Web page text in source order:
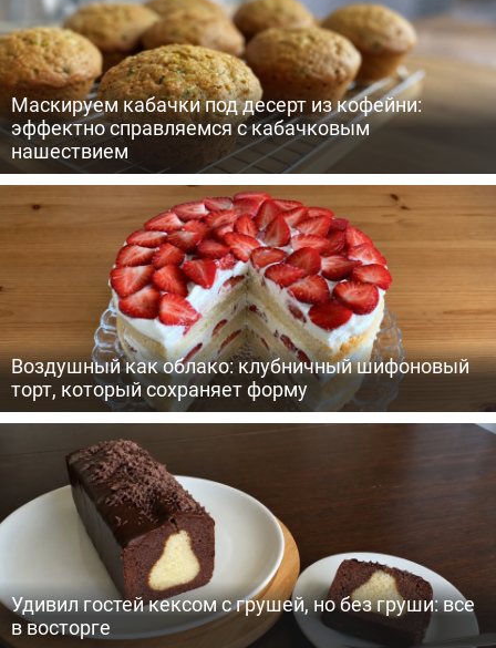
Маскируем кабачки под десерт из кофейни:
эффектно справляемся с кабачковым
нашествием
Воздушный как облако: клубничный шифоновый
торт, который сохраняет форму
Удивил гостей кексом с грушей, но без груши: все
в восторге